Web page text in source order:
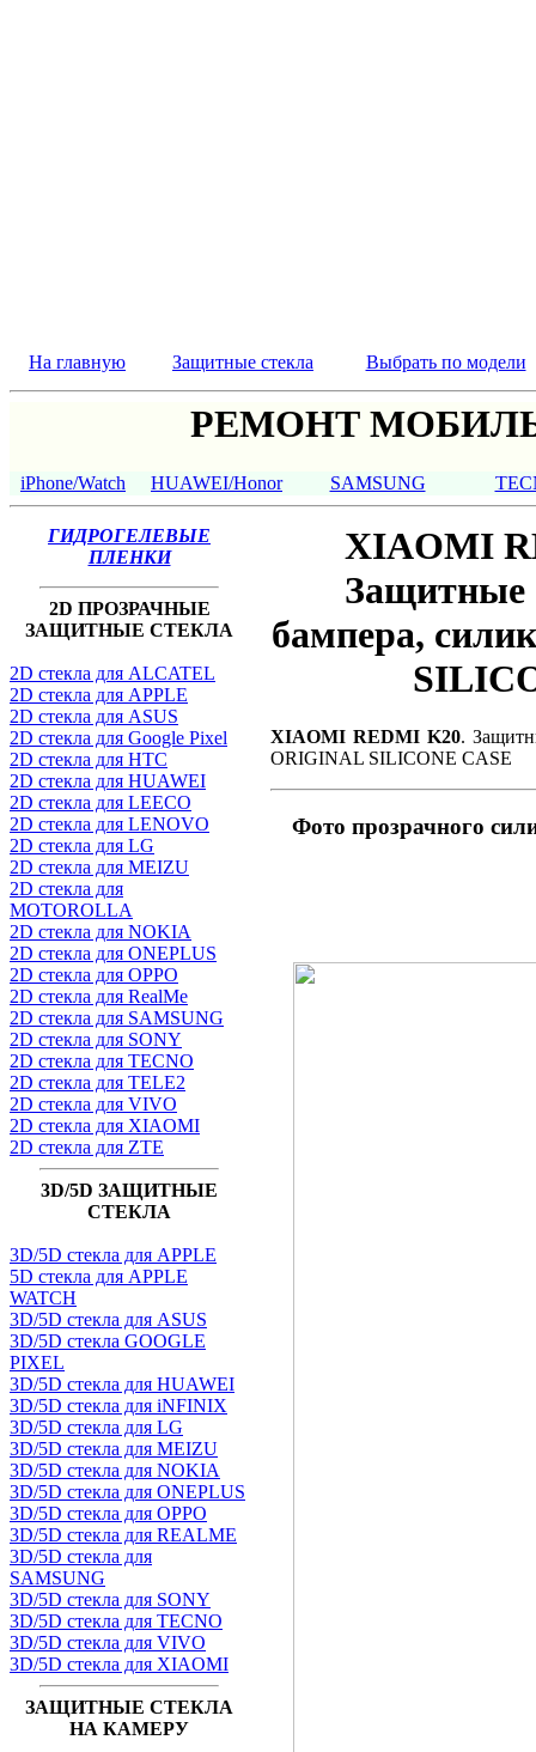
На главную Защитные стекла Выбрать по модели
РЕМОНТ
iPhone/Watch HUAWEI/Honor SAMSUNG
ГИДРОГЕЛЕВЫЕ
ПЛЕНКИ
2D ПРОЗРАЧНЫЕ
ЗАЩИТНЫЕ СТЕКЛА
2D стекла для ALCATEL
2D стекла для APPLE
2D стекла для ASUS
2D стекла для Google Pixel
2D стекла для HTC
2D стекла для HUAWEI
2D стекла для LEECO
2D стекла для LENOVO
2D стекла для LG
2D стекла для MEIZU
2D стекла для
MOTOROLLA
2D стекла для NOKIA
2D стекла для ONEPLUS
2D стекла для OPPO
2D стекла для RealMe
2D стекла для SAMSUNG
2D стекла для SONY
2D стекла для TECNO
2D стекла для TELE2
2D стекла для VIVO
2D стекла для XIAOMI
2D стекла для ZTE
3D/5D ЗАЩИТНЫЕ
СТЕКЛА
3D/5D стекла для APPLE
5D стекла для APPLE
WATCH
3D/5D стекла для ASUS
3D/5D стекла GOOGLE
PIXEL
3D/5D стекла для HUAWEI
3D/5D стекла для iNFINIX
3D/5D стекла для LG
3D/5D стекла для MEIZU
3D/5D стекла для NOKIA
3D/5D стекла для ONEPLUS
3D/5D стекла для OPPO
3D/5D стекла для REALME
3D/5D стекла для
SAMSUNG
3D/5D стекла для SONY
3D/5D стекла для TECNO
3D/5D стекла для VIVO
3D/5D стекла для XIAOMI
ЗАЩИТНЫЕ СТЕКЛА
НА КАМЕРУ
XIAOMI
Защитные
бампера,
XIAOMI REDMI K20.
ORIGINAL SILICONE CASE
Фото прозрачного